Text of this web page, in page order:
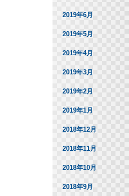
2019年6月
2019年5月
2019年4月
2019年3月
2019年2月
2019年1月
2018年12月
2018年11月
2018年10月
2018年9月